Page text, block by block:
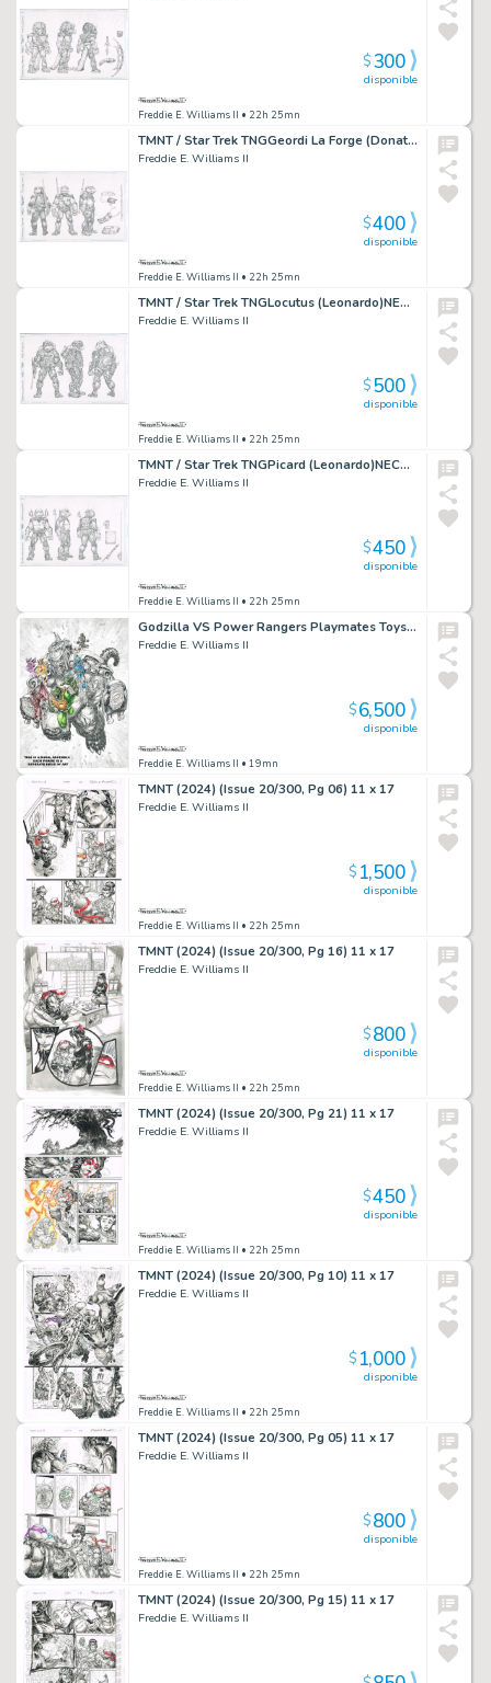
Freddie E. Williams II • 22h 25mn
disponible
$300
TMNT / Star Trek TNGGeordi La Forge (Donatello)NECA Pencil design / study 17×11
Freddie E. Williams II
Freddie E. Williams II • 22h 25mn
disponible
$400
TMNT / Star Trek TNGLocutus (Leonardo)NECA Pencil design / study 17×11
Freddie E. Williams II
Freddie E. Williams II • 22h 25mn
disponible
$500
TMNT / Star Trek TNGPicard (Leonardo)NECA Pencil design / study 17×11
Freddie E. Williams II
Freddie E. Williams II • 22h 25mn
disponible
$450
Godzilla VS Power Rangers Playmates ToysPackaging Art10 PIECE GROUP SALE
Freddie E. Williams II
Freddie E. Williams II • 19mn
disponible
$6,500
TMNT (2024) (Issue 20/300, Pg 06) 11 x 17
Freddie E. Williams II
Freddie E. Williams II • 22h 25mn
disponible
$1,500
TMNT (2024) (Issue 20/300, Pg 16) 11 x 17
Freddie E. Williams II
Freddie E. Williams II • 22h 25mn
disponible
$800
TMNT (2024) (Issue 20/300, Pg 21) 11 x 17
Freddie E. Williams II
Freddie E. Williams II • 22h 25mn
disponible
$450
TMNT (2024) (Issue 20/300, Pg 10) 11 x 17
Freddie E. Williams II
Freddie E. Williams II • 22h 25mn
disponible
$1,000
TMNT (2024) (Issue 20/300, Pg 05) 11 x 17
Freddie E. Williams II
Freddie E. Williams II • 22h 25mn
disponible
$800
TMNT (2024) (Issue 20/300, Pg 15) 11 x 17
Freddie E. Williams II